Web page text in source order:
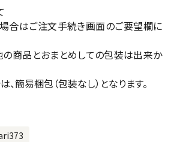
合はご注文手続き画面のご要望欄に
の商品とおまとめしての包装は出来か
簡易梱包（包装なし）となります。